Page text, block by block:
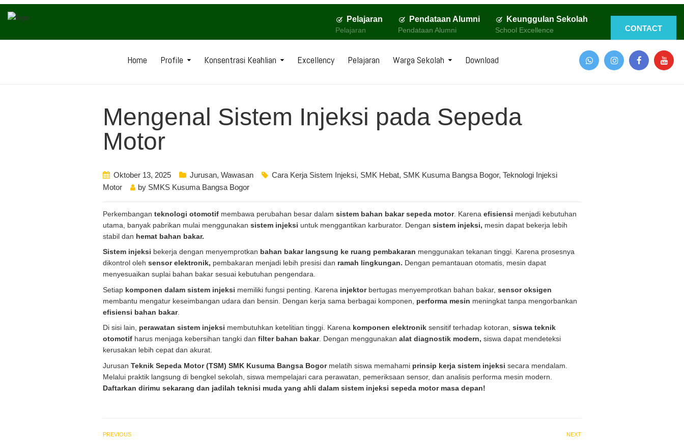
CONTACT
Keunggulan Sekolah
School Excellence
Pendataan Alumni
Pendataan Alumni
Pelajaran
Pelajaran
Home Profile Konsentrasi Keahlian Excellency Pelajaran Warga Sekolah Download
Mengenal Sistem Injeksi pada Sepeda
Motor
Oktober 13, 2025 Jurusan, Wawasan Cara Kerja Sistem Injeksi, SMK Hebat, SMK Kusuma Bangsa Bogor, Teknologi Injeksi
Motor
by SMKS Kusuma Bangsa Bogor
Perkembangan teknologi otomotif membawa perubahan besar dalam sistem bahan bakar sepeda motor. Karena efisiensi menjadi kebutuhan
utama, banyak pabrikan mulai menggunakan sistem injeksi untuk menggantikan karburator. Dengan sistem injeksi, mesin dapat bekerja lebih
stabil dan hemat bahan bakar.
Sistem injeksi bekerja dengan menyemprotkan bahan bakar langsung ke ruang pembakaran menggunakan tekanan tinggi. Karena prosesnya
dikontrol oleh sensor elektronik, pembakaran menjadi lebih presisi dan ramah lingkungan. Dengan pemantauan otomatis, mesin dapat
menyesuaikan suplai bahan bakar sesuai kebutuhan pengendara.
Setiap komponen dalam sistem injeksi memiliki fungsi penting. Karena injektorbertugas menyemprotkan bahan bakar, sensor oksigen
membantu mengatur keseimbangan udara dan bensin. Dengan kerja sama berbagai komponen, performa mesin meningkat tanpa mengorbankan
efisiensi bahan bakar.
Di sisi lain, perawatan sistem injeksi membutuhkan ketelitian tinggi. Karena komponen elektronik sensitif terhadap kotoran, siswa teknik
otomotif harus menjaga kebersihan tangki dan filter bahan bakar. Dengan menggunakan alat diagnostik modern, siswa dapat mendeteksi
kerusakan lebih cepat dan akurat.
Jurusan Teknik Sepeda Motor (TSM) SMK Kusuma Bangsa Bogormelatih siswa memahami prinsip kerja sistem injeksi secara mendalam.
Melalui praktik langsung di bengkel sekolah, siswa mempelajari cara perawatan, pemeriksaan sensor, dan analisis performa mesin modern.
Daftarkan dirimu sekarang dan jadilah teknisi muda yang ahli dalam sistem injeksi sepeda motor masa depan!
PREVIOUS NEXT